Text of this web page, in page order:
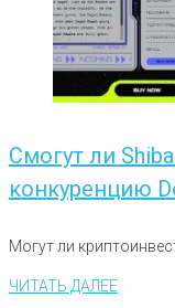
Смогут ли
конкуренцию
Могут ли
ЧИТАТЬ ДАЛЕЕ